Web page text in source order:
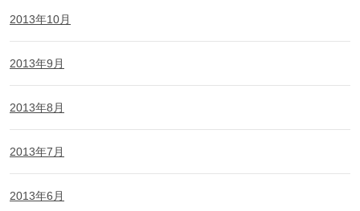
2013年10月
2013年9月
2013年8月
2013年7月
2013年6月